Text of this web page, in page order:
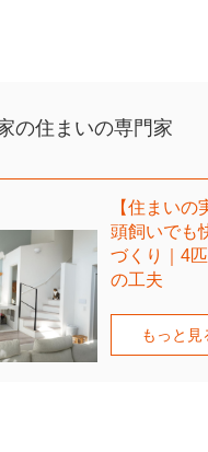
の住まいの専門家
【住まい
頭飼いでも
づくり｜4
の工夫
もっと見